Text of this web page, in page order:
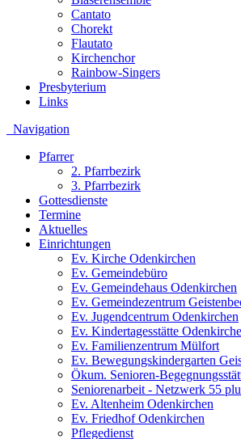
Cantato
Chorekt
Flautato
Kirchenchor
Rainbow-Singers
Presbyterium
Links
Navigation
Pfarrer
2. Pfarrbezirk
3. Pfarrbezirk
Gottesdienste
Termine
Aktuelles
Einrichtungen
Ev. Kirche Odenkirchen
Ev. Gemeindebüro
Ev. Gemeindehaus Odenkirchen
Ev. Gemeindezentrum
Ev. Jugendcentrum Odenkirchen
Ev. Kindertagesstätte
Ev. Familienzentrum Mülfort
Ev. Bewegungskindergarten
Ökum. Senioren-
Seniorenarbeit - Netzwerk 55
Ev. Altenheim Odenkirchen
Ev. Friedhof Odenkirchen
Pflegedienst